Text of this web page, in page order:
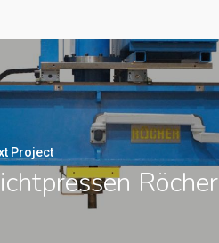
Project
Röcher